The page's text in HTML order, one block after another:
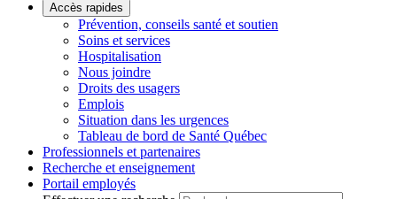
Accès rapides
Prévention, conseils santé et soutien
Soins et services
Hospitalisation
Nous joindre
Droits des usagers
Emplois
Situation dans les urgences
Tableau de bord de Santé Québec
Professionnels et partenaires
Recherche et enseignement
Portail employés